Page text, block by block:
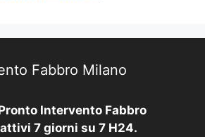
Fabbro Milano
Intervento Fabbro
7 giorni su 7 H24.